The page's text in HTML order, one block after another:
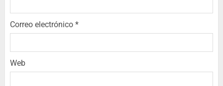
Correo electrónico *
Web